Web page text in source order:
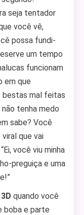
seja tentador
você vê,
possa fundi-
um tempo
funcionam
em que
bestas mal feitas
tenha medo
sabe? Você
que vai
você viu minha
preguiça e uma
quando você
boba e parte